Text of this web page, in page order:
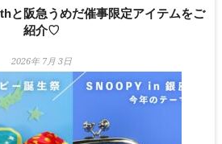
と阪急うめだ催事限定アイテムをご
紹介♡
2026年 7月 3日